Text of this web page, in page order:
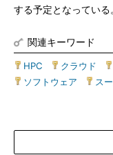
する予定となっている
関連キーワード
HPC クラウド
ソフトウェア
ス